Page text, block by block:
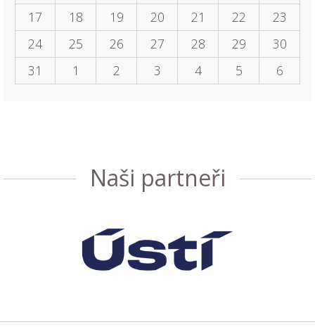
17
18 19 20 21 22
23
24
25 26 27 28 29
30
31
1 2 3 4 5 6
Naši partneři